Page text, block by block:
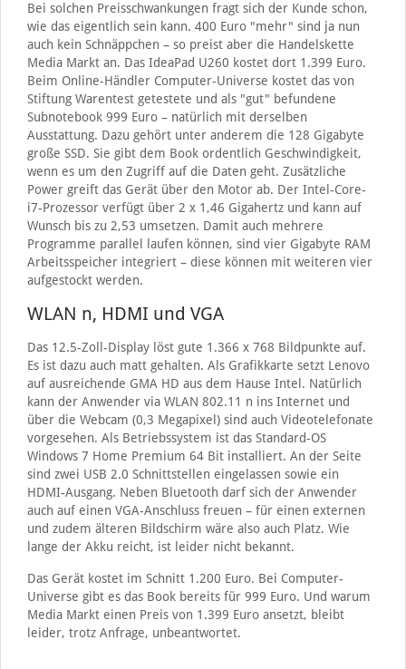
Bei solchen Preisschwankungen fragt sich der Kunde schon,
wie das eigentlich sein kann. 400 Euro "mehr" sind ja nun
auch kein Schnäppchen – so preist aber die Handelskette
Media Markt an. Das IdeaPad U260 kostet dort 1.399 Euro.
Beim Online-Händler Computer-Universe kostet das von
Stiftung Warentest getestete und als "gut" befundene
Subnotebook 999 Euro – natürlich mit derselben
Ausstattung. Dazu gehört unter anderem die 128 Gigabyte
große SSD. Sie gibt dem Book ordentlich Geschwindigkeit,
wenn es um den Zugriff auf die Daten geht. Zusätzliche
Power greift das Gerät über den Motor ab. Der Intel-Core-
i7-Prozessor verfügt über 2 x 1,46 Gigahertz und kann auf
Wunsch bis zu 2,53 umsetzen. Damit auch mehrere
Programme parallel laufen können, sind vier Gigabyte RAM
Arbeitsspeicher integriert – diese können mit weiteren vier
aufgestockt werden.
WLAN n, HDMI und VGA
Das 12.5-Zoll-Display löst gute 1.366 x 768 Bildpunkte auf.
Es ist dazu auch matt gehalten. Als Grafikkarte setzt Lenovo
auf ausreichende GMA HD aus dem Hause Intel. Natürlich
kann der Anwender via WLAN 802.11 n ins Internet und
über die Webcam (0,3 Megapixel) sind auch Videotelefonate
vorgesehen. Als Betriebssystem ist das Standard-OS
Windows 7 Home Premium 64 Bit installiert. An der Seite
sind zwei USB 2.0 Schnittstellen eingelassen sowie ein
HDMI-Ausgang. Neben Bluetooth darf sich der Anwender
auch auf einen VGA-Anschluss freuen – für einen externen
und zudem älteren Bildschirm wäre also auch Platz. Wie
lange der Akku reicht, ist leider nicht bekannt.
Das Gerät kostet im Schnitt 1.200 Euro. Bei Computer-
Universe gibt es das Book bereits für 999 Euro. Und warum
Media Markt einen Preis von 1.399 Euro ansetzt, bleibt
leider, trotz Anfrage, unbeantwortet.